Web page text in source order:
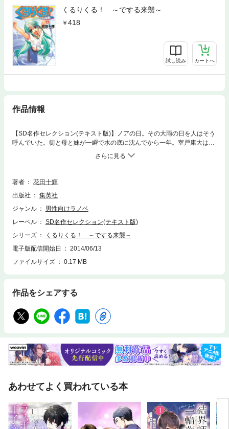
くるりくる！ ～でする来襲～
418
試し読み カートへ
作品情報
【SD名作セレクション(テキスト版)】ノアの日。その大雨の日を人はそう
呼んでいた。街と母と妹が一瞬で水の底に沈んでから一年。室戸康大は、
思い出の残るマンションに今も一人で住んでいた。周囲の説得にも心の傷
は癒えず、無気力な日々を送っている。そんなある日。ノアの日に康大が
謎の女性から託された黄色のボールから、一人の少女が現れて……? 水没
した世界に舞いおりた、不思議な美少女くるりをめぐる、近未来ファンタ
著者
花田十輝
出版社
集英社
ジャンル
男性向けラノベ
レーベル
SD名作セレクション(テキスト版)
シリーズ
くるりくる！ ～でする来襲～
電子版配信開始日
2014/06/13
ファイルサイズ
0.17 MB
作品をシェアする
あわせてよく買われている本